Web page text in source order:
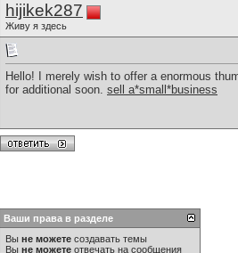
hijikek287
Живу я здесь
Hello! I merely wish to offer a enormous
for additional soon. sell a*small*business
Ваши права в разделе
Вы не можете создавать темы
Вы не можете отвечать на сообщения